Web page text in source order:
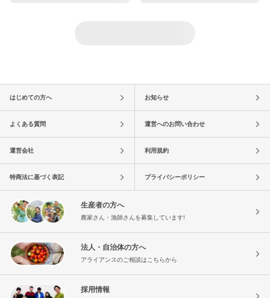
はじめての方へ お知らせ
よくある質問 運営へのお問い合わせ
運営会社 利用規約
特商法に基づく表記 プライバシーポリシー
生産者の方へ
農家さん・漁師さんを募集しています!
法人・自治体の方へ
アライアンスのご相談はこちらから
採用情報